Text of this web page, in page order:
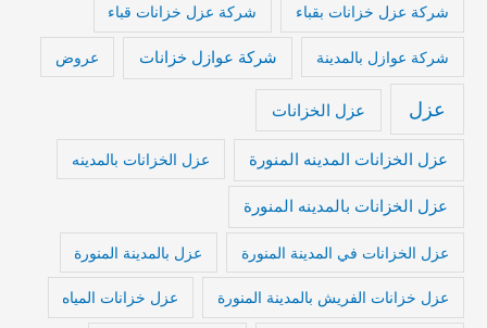
شركة عزل خزانات بقباء شركة عزل خزانات قباء
شركة عوازل بالمدينة شركة عوازل خزانات عروض
عزل عزل الخزانات
عزل الخزانات المدينه المنورة عزل الخزانات بالمدينه
عزل الخزانات بالمدينه المنورة
عزل الخزانات في المدينة المنورة عزل بالمدينة المنورة
عزل خزانات الفريش بالمدينة المنورة عزل خزانات المياه